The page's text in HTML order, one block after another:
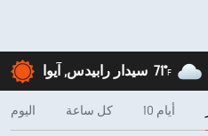
سيدار رابيدس, آيوا 71°F
اليوم كل ساعة 10 أيام